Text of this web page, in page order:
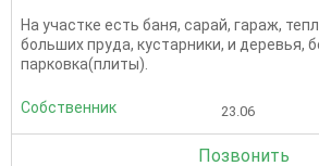
На участке есть баня, сарай, гараж,
больших пруда, кустарники, и деревья,
парковка(плиты).
Собственник 23.06
Позвонить